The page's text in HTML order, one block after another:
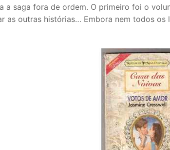
a saga fora de ordem. O primeiro foi o
as outras histórias… Embora nem todos os